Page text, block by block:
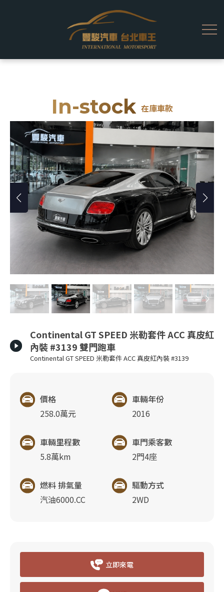
In-stock 在庫車款
Continental GT SPEED 米勒套件 ACC 真皮紅
內裝 #3139 雙門跑車
Continental GT SPEED 米勒套件 ACC 真皮紅內裝 #3139
價格
258.0萬元
車輛年份
2016
車輛里程數
5.8萬km
車門乘客數
2門4座
燃料 排氣量
汽油6000.CC
驅動方式
2WD
立即來電